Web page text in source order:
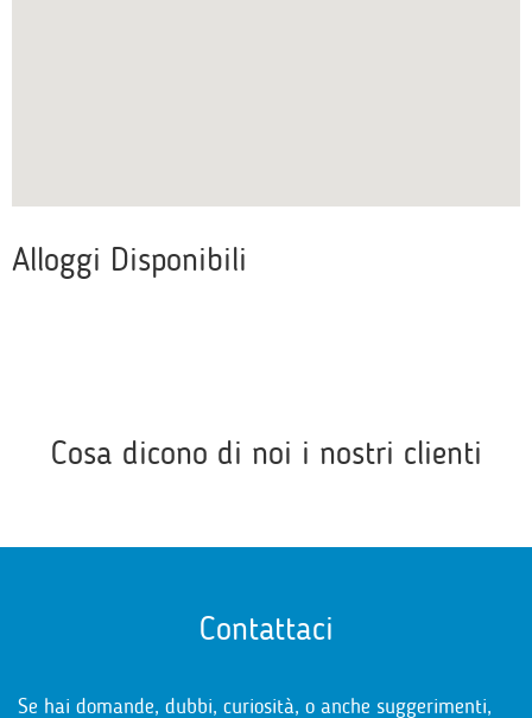
Alloggi Disponibili
Cosa dicono di noi i nostri clienti
Contattaci
Se hai domande, dubbi, curiosità, o anche suggerimenti,